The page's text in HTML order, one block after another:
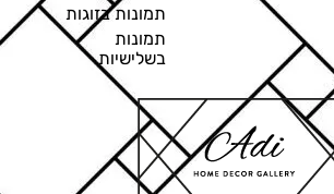
תמונות בזוגות
תמונות
בשלישיות